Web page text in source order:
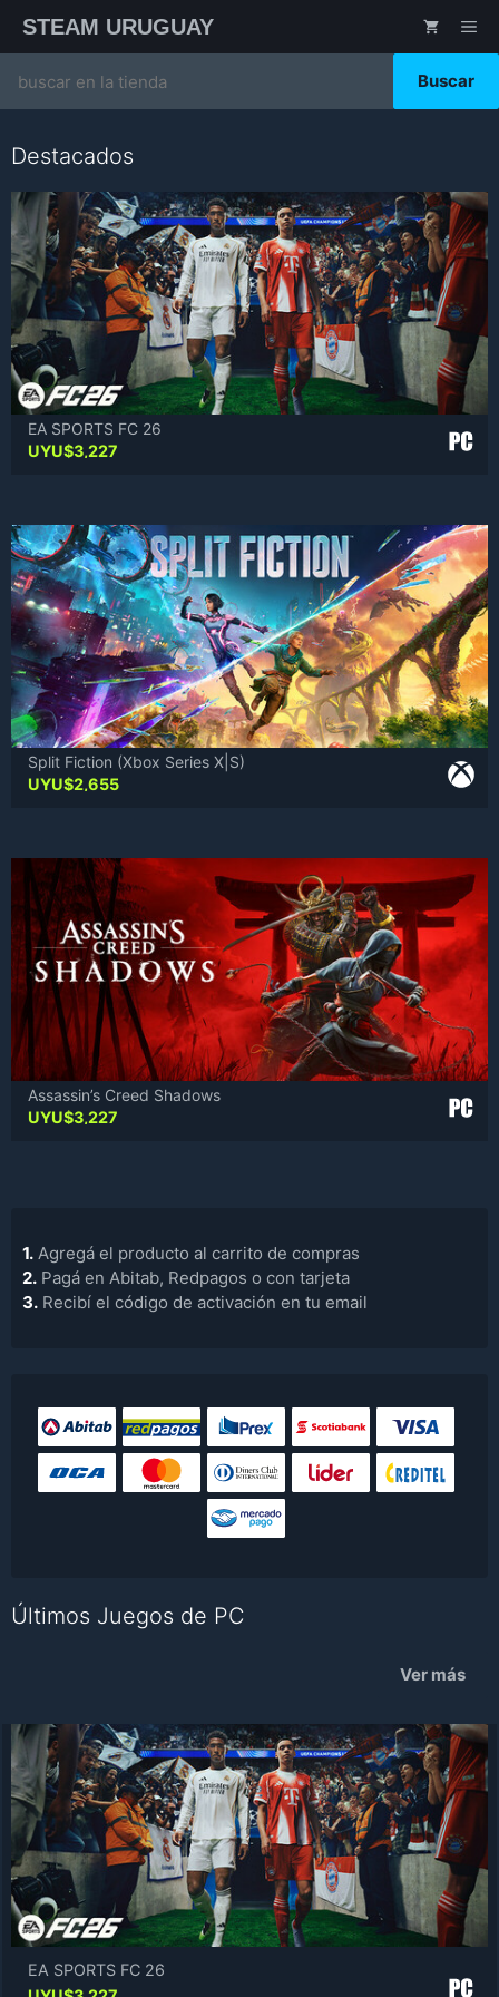
contenido
STEAM URUGUAY
for:
Destacados
EA SPORTS FC 26
UYU$3,227
Split Fiction (Xbox Series X|S)
UYU$2,655
Assassin’s Creed Shadows
UYU$3,227
1. Agregá el producto al carrito de compras
2. Pagá en Abitab, Redpagos o con tarjeta
3. Recibí el código de activación en tu email
Últimos Juegos de PC
Ver más
EA SPORTS FC 26